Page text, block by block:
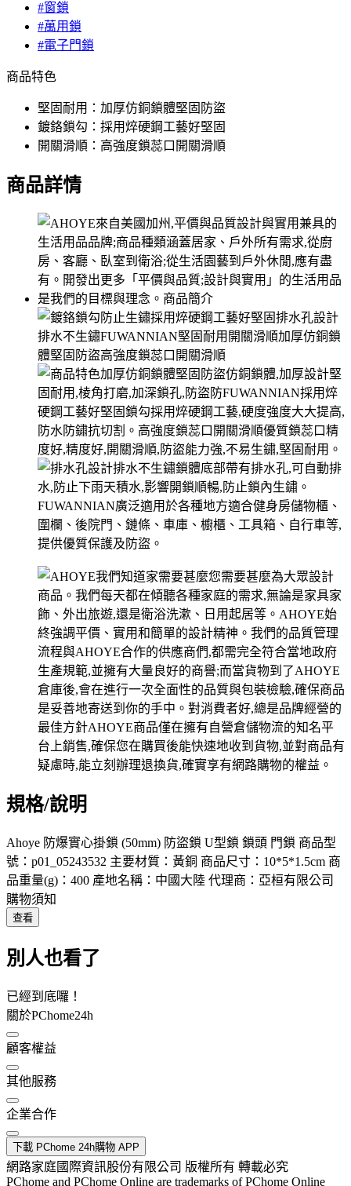
#窗鎖
#萬用鎖
#電子門鎖
商品特色
堅固耐用：加厚仿銅鎖體堅固防盜
鍍鉻鎖勾：採用焠硬鋼工藝好堅固
開關滑順：高強度鎖蕊口開關滑順
商品詳情
規格/說明
Ahoye 防爆實心掛鎖 (50mm) 防盜鎖 U型鎖 鎖頭 門鎖 商品型
號：p01_05243532 主要材質：黃銅 商品尺寸：10*5*1.5cm 商
品重量(g)：400 產地名稱：中國大陸 代理商：亞桓有限公司
購物須知
查看
別人也看了
已經到底囉！
關於PChome24h
顧客權益
其他服務
企業合作
下載 PChome 24h購物 APP
網路家庭國際資訊股份有限公司 版權所有 轉載必究
PChome and PChome Online are trademarks of PChome Online